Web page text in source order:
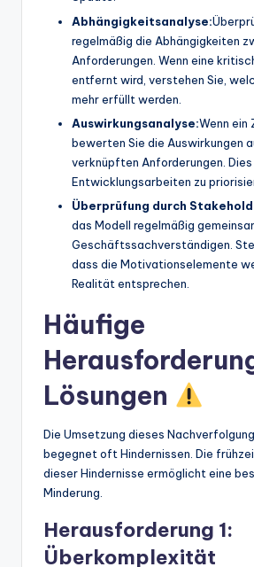
Abhängigkeitsanalyse:
regelmäßig die Abhängigkeiten
Anforderungen. Wenn eine
entfernt wird, verstehen Sie,
mehr erfüllt werden.
Auswirkungsanalyse:Wenn ein
bewerten Sie die Auswirkungen
verknüpften Anforderungen.
Entwicklungsarbeiten zu
Überprüfung durch
das Modell regelmäßig
Geschäftssachverständigen.
dass die Motivationselemente
Realität entsprechen.
Häufige
Lösungen
Die Umsetzung dieses
begegnet oft Hindernissen. Die
dieser Hindernisse ermöglicht eine
Minderung.
Herausforderung 1:
Überkomplexität